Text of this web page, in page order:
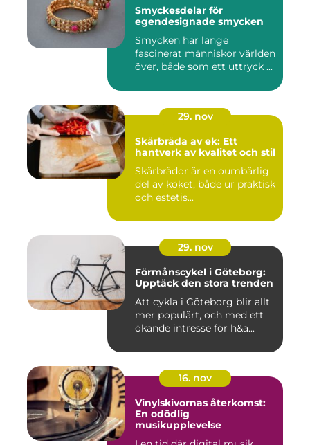
Smyckesdelar för
egendesignade smycken
Smycken har länge
fascinerat människor världen
över, både som ett uttryck ...
29. nov
Skärbräda av ek: Ett
hantverk av kvalitet och stil
Skärbrädor är en oumbärlig
del av köket, både ur praktisk
och estetis...
29. nov
Förmånscykel i Göteborg:
Upptäck den stora trenden
Att cykla i Göteborg blir allt
mer populärt, och med ett
ökande intresse för h&a...
16. nov
Vinylskivornas återkomst:
En odödlig
musikupplevelse